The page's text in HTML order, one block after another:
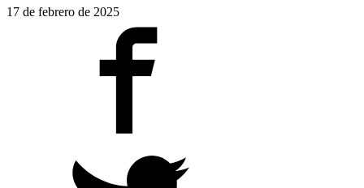
17 de febrero de 2025